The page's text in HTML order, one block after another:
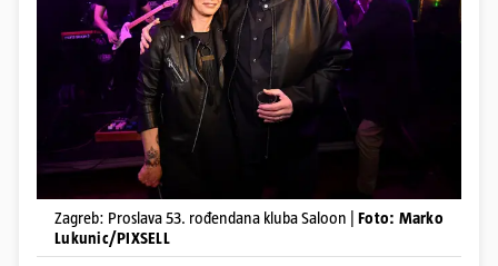
Zagreb: Proslava 53. rođendana kluba Saloon | Foto: Marko
Lukunic/PIXSELL